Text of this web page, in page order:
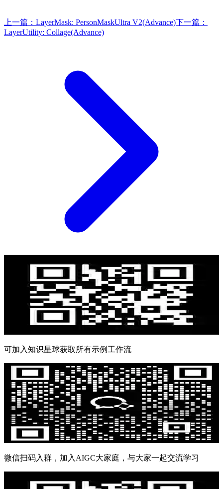
上一篇： LayerMask: PersonMaskUltra V2(Advance)下一篇：
LayerUtility: Collage(Advance)
可加入知识星球获取所有示例工作流
微信扫码入群，加入AIGC大家庭，与大家一起交流学习